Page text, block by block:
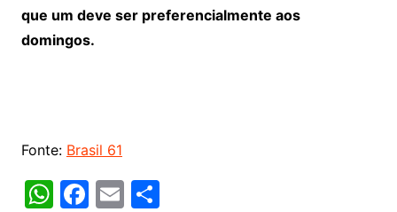
que um deve ser preferencialmente aos
domingos.
Fonte: Brasil 61
W F E S